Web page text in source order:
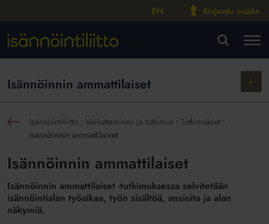
EN Kirjaudu sisään
Isännöinnin ammattilaiset
Näytä
Isännöintiliitto :Vaikuttaminen ja tutkimus :Tutkimukset :
Isännöinnin ammattilaiset
Isännöinnin ammattilaiset
Isännöinnin ammattilaiset -tutkimuksessa selvitetään
isännöintialan työaikaa, työn sisältöä, ansioita ja alan
näkymiä.